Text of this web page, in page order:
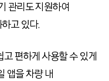
관리도 지원하여
고 있다.
편하게 사용할 수 있게
앱을 차량 내